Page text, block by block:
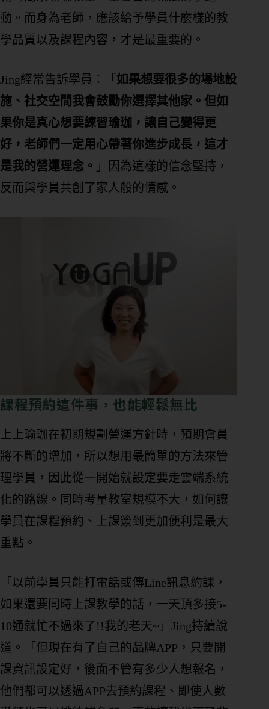
動。而身為老師，應該給予學員什麼樣的教
學品質以及課程內容，才是最重要的。
Jing經常告訴學員：「 如果想要很多的場地設
施、社交空間我會鼓勵你選擇其他家。但如
果你是真心想要練習瑜珈，讓自己變得更
好，老師們一定用心帶著你進步成長，這才
是我的營運理念。 」因為這樣的信念堅持，
反而與學員共創了家人般的情感。
課程預約這件事，也能輕鬆無比
上上瑜珈在初期規劃營運方針時，預期會員
將不斷的增加，所以想用最簡單的方法來管
理學員，因此從一開始就設定要走雲端系統
化的路線。同時考量教室規模不大，如何讓
學員在課程預約、上課簽到更加便利是最大
重點。
「以前學員只能打電話或傳Line訊息約課，
如果還要同時上課教學的話，一天頂多接5-
10通就忙不過來了!!我的老天~」Jing持續說
道。「但現在有了自己的品牌APP，只要開
課資訊設定好，後面不管有多少人想報名，
他們都可以透過APP去預約課程、即使人數